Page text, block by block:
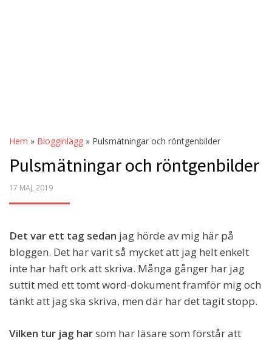
Hem » Blogginlägg » Pulsmätningar och röntgenbilder
Pulsmätningar och röntgenbilder
POSTED
17 MAJ, 2019
Det var ett tag sedan jag hörde av mig här på
bloggen. Det har varit så mycket att jag helt enkelt
inte har haft ork att skriva. Många gånger har jag
suttit med ett tomt word-dokument framför mig och
tänkt att jag ska skriva, men där har det tagit stopp.
Vilken tur jag harsom har läsare som förstår att